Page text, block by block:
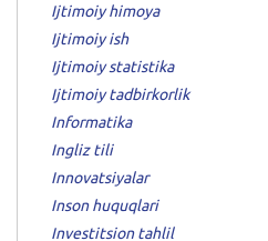
Ijtimoiy himoya
Ijtimoiy ish
Ijtimoiy statistika
Ijtimoiy tadbirkorlik
Informatika
Ingliz tili
Innovatsiyalar
Inson huquqlari
Investitsion tahlil